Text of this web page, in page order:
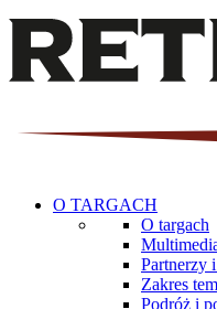
O TARGACH
O targach
Partnerzy
Zakres
Podróż i